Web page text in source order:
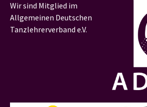
Wir sind Mitglied im
Allgemeinen Deutschen
Tanzlehrerverband e.V.